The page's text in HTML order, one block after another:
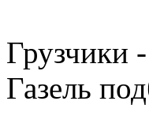
Грузчики
Газель